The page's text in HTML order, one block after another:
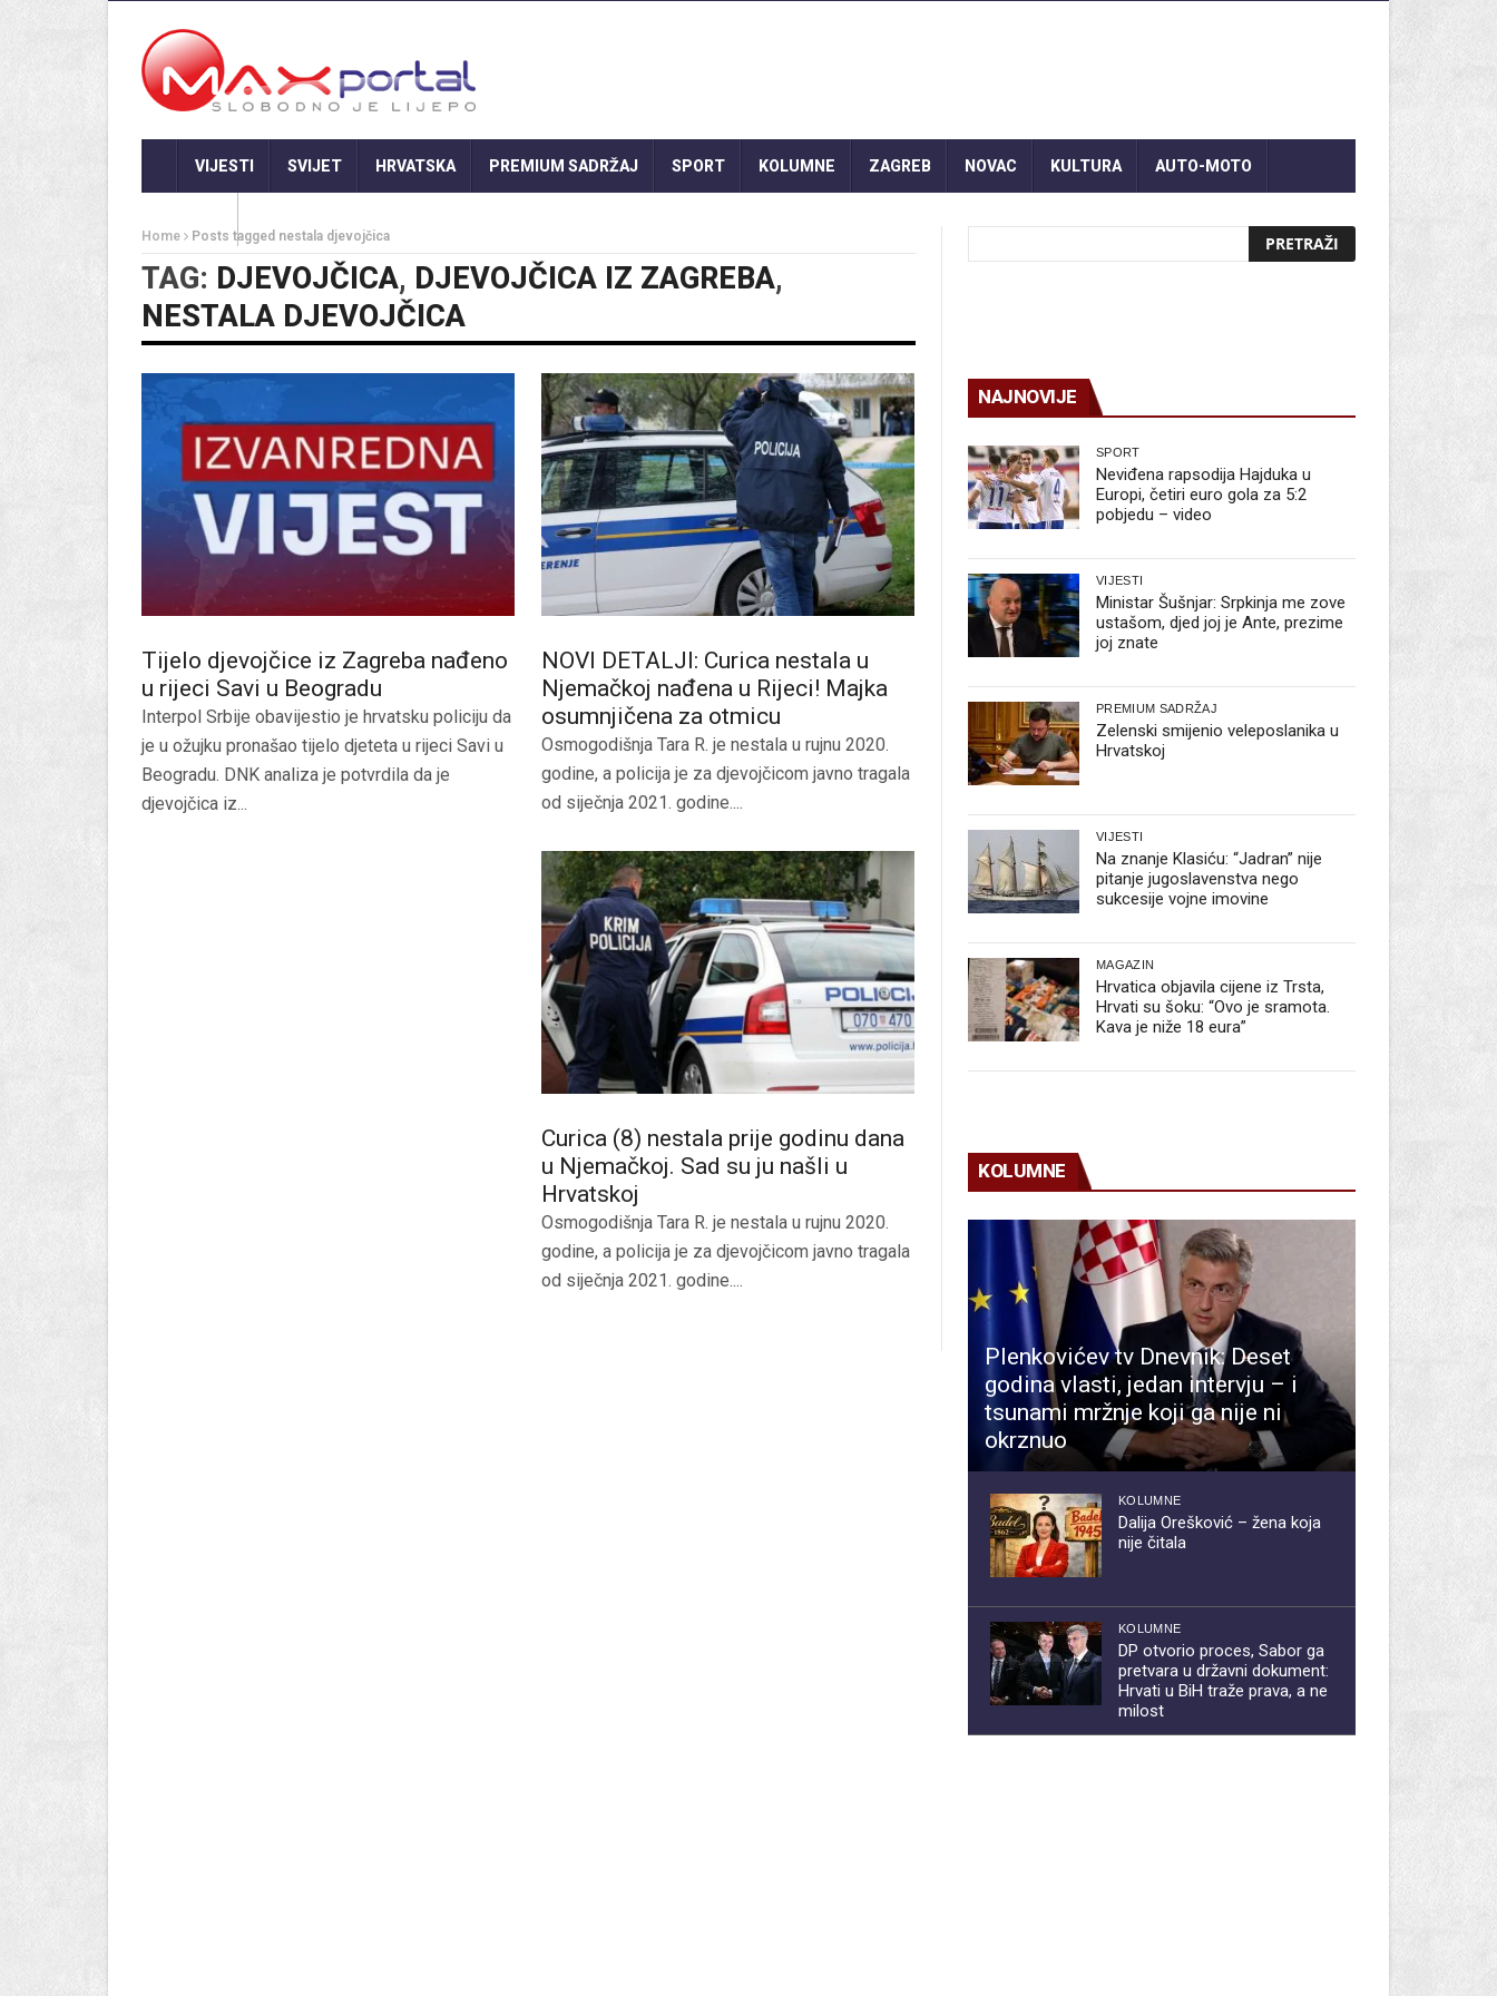
VIJESTI SVIJET HRVATSKA PREMIUM SADRŽAJ SPORT KOLUMNE ZAGREB NOVAC KULTURA AUTO-MOTO
Home Posts tagged nestala djevojčica
TAG: DJEVOJČICA, DJEVOJČICA IZ ZAGREBA,
NESTALA DJEVOJČICA
Tijelo djevojčice iz Zagreba nađeno
u rijeci Savi u Beogradu
Interpol Srbije obavijestio je hrvatsku policiju da
je u ožujku pronašao tijelo djeteta u rijeci Savi u
Beogradu. DNK analiza je potvrdila da je
djevojčica iz...
NOVI DETALJI: Curica nestala u
Njemačkoj nađena u Rijeci! Majka
osumnjičena za otmicu
Osmogodišnja Tara R. je nestala u rujnu 2020.
godine, a policija je za djevojčicom javno tragala
od siječnja 2021. godine....
Curica (8) nestala prije godinu dana
u Njemačkoj. Sad su ju našli u
Hrvatskoj
Osmogodišnja Tara R. je nestala u rujnu 2020.
godine, a policija je za djevojčicom javno tragala
od siječnja 2021. godine....
NAJNOVIJE
SPORT
Neviđena rapsodija Hajduka u
Europi, četiri euro gola za 5:2
pobjedu – video
VIJESTI
Ministar Šušnjar: Srpkinja me zove
ustašom, djed joj je Ante, prezime
joj znate
PREMIUM SADRŽAJ
Zelenski smijenio veleposlanika u
Hrvatskoj
VIJESTI
Na znanje Klasiću: “Jadran” nije
pitanje jugoslavenstva nego
sukcesije vojne imovine
MAGAZIN
Hrvatica objavila cijene iz Trsta,
Hrvati su šoku: “Ovo je sramota.
Kava je niže 18 eura”
KOLUMNE
Plenkovićev tv Dnevnik: Deset
godina vlasti, jedan intervju – i
tsunami mržnje koji ga nije ni
okrznuo
KOLUMNE
Dalija Orešković – žena koja
nije čitala
KOLUMNE
DP otvorio proces, Sabor ga
pretvara u državni dokument:
Hrvati u BiH traže prava, a ne
milost